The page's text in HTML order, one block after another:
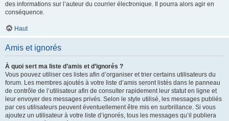
des informations sur l’auteur du courrier électronique. Il pourra alors agir en
conséquence.
Haut
Amis et ignorés
À quoi sert ma liste d’amis et d’ignorés ?
Vous pouvez utiliser ces listes afin d’organiser et trier certains utilisateurs du
forum. Les membres ajoutés à votre liste d’amis seront listés dans le panneau
de contrôle de l’utilisateur afin de consulter rapidement leur statut en ligne et
leur envoyer des messages privés. Selon le style utilisé, les messages publiés
par ces utilisateurs peuvent éventuellement être mis en surbrillance. Si vous
ajoutez un utilisateur à votre liste d’ignorés, tous les messages qu’il publiera